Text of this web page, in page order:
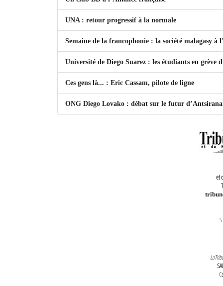
UNA : retour progressif à la normale
Semaine de la francophonie : la société malagasy à
Université de Diego Suarez : les étudiants en grève
Ces gens là... : Eric Cassam, pilote de ligne
ONG Diego Lovako : débat sur le futur
et